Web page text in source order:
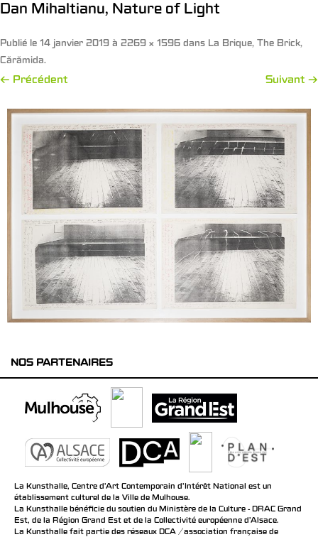
Dan Mihaltianu, Nature of Light
Publié le 14 janvier 2019 à 2269 × 1596 dans La Brique, The Brick,
Cărămida.
← Précédent Suivant →
NOS PARTENAIRES
La Kunsthalle, Centre d’Art Contemporain d’Intérêt National est un
établissement culturel de la Ville de Mulhouse.
La Kunsthalle bénéficie du soutien du Ministère de la Culture - DRAC Grand
Est, de la Région Grand Est et de la Collectivité européenne d’Alsace.
La Kunsthalle fait partie des réseaux DCA / association française de